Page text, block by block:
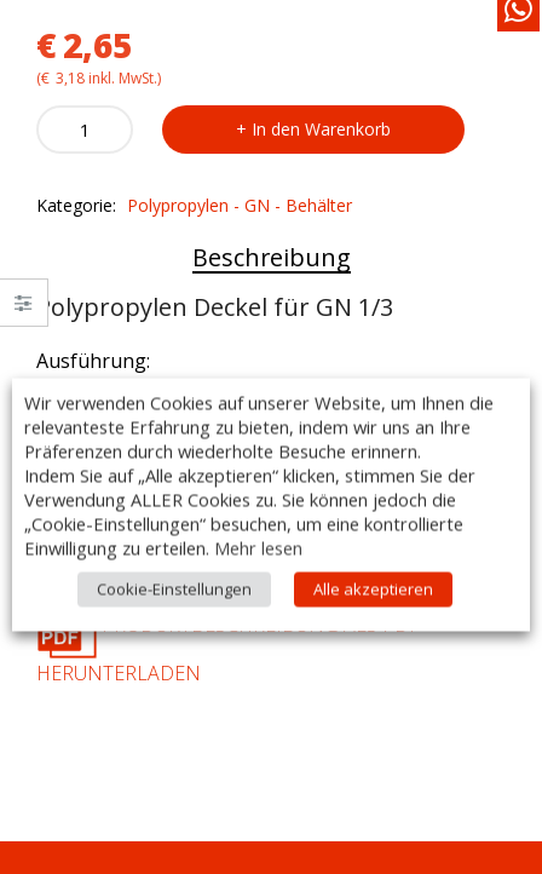
€2,65
(€ 3,18 inkl. MwSt.)
Deckel
quantity
In den Warenkorb
Kategorie: Polypropylen - GN - Behälter
Beschreibung
Polypropylen Deckel für GN 1/3
Ausführung:
– passend für GN 1/3 Behälter
– geruchsneutral
– geschmacksneutral
– mikrowellengeeignet
– weiss
– temperaturbeständig von -40°C bis +70°C
PRODUKTBESCHREIBUNG ALS PDF
HERUNTERLADEN
Wir verwenden Cookies auf unserer Website, um Ihnen die
relevanteste Erfahrung zu bieten, indem wir uns an Ihre
Präferenzen durch wiederholte Besuche erinnern.
Indem Sie auf „Alle akzeptieren“ klicken, stimmen Sie der
Verwendung ALLER Cookies zu. Sie können jedoch die
„Cookie-Einstellungen“ besuchen, um eine kontrollierte
Einwilligung zu erteilen. Mehr lesen
Cookie-Einstellungen Alle akzeptieren